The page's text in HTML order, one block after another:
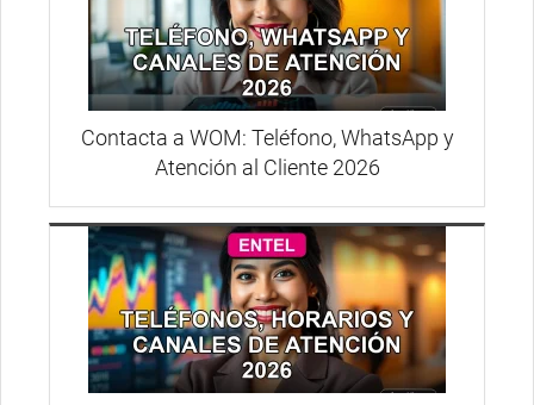
Contacta a WOM: Teléfono, WhatsApp y
Atención al Cliente 2026